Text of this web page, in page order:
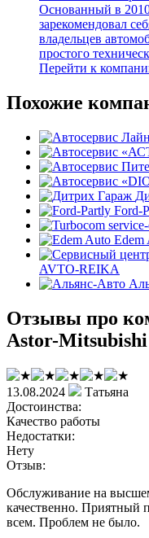
Основанный в
зарекомендовал
владельцев
простого
Перейти к
Похожие
Ford-
Edem
AVTO-REIKA
Отзывы про
Astor-Mitsubishi
13.08.2024
Татьяна
Достоинства:
Качество работы
Недостатки:
Нету
Отзыв:
Обслуживание на
качественно. Приятный
всем. Проблем не было.